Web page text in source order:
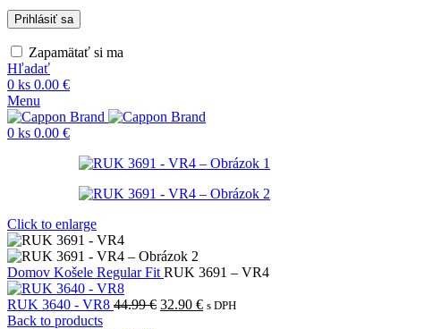
Prihlásiť sa
Zapamätať si ma
Hľadať
0 ks 0.00 €
Menu
0 ks 0.00 €
Click to enlarge
Domov Košele Regular Fit RUK 3691 – VR4
RUK 3640 - VR8 44.99€ Pôvodná
32.90 €Aktuálna
s DPH
Back to products